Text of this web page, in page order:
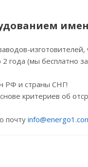
изготовителей,
года (мы бесплатно
РФ и страны СНГ!
критериев об
почту